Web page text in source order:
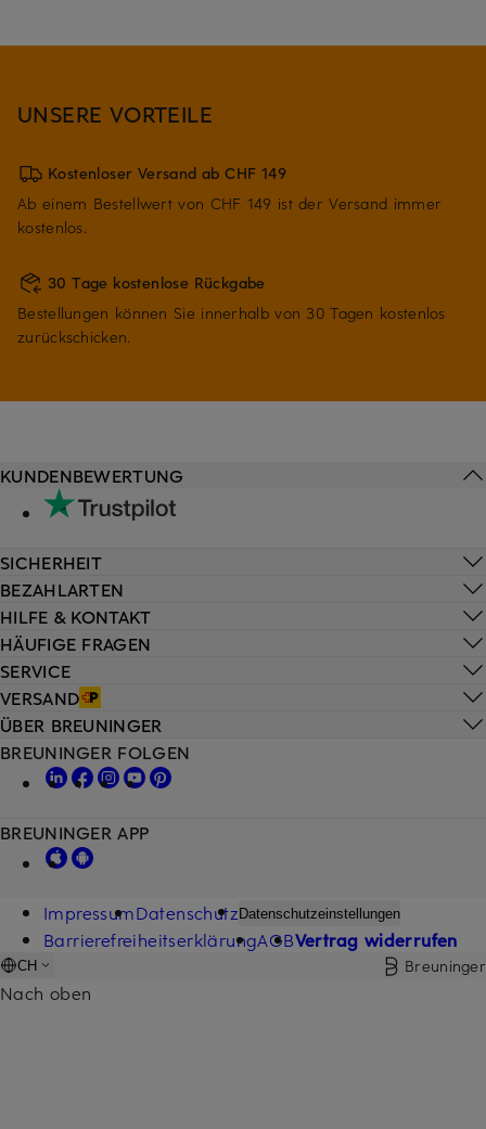
UNSERE VORTEILE
Kostenloser Versand ab CHF 149
Ab einem Bestellwert von CHF 149 ist der Versand immer
kostenlos.
30 Tage kostenlose Rückgabe
Bestellungen können Sie innerhalb von 30 Tagen kostenlos
zurückschicken.
HILFE & KONTAKT
HÄUFIGE FRAGEN
SERVICE
VERSAND
KUNDENBEWERTUNG
SICHERHEIT
BEZAHLARTEN
ÜBER BREUNINGER
BREUNINGER FOLGEN
BREUNINGER APP
ImpressumDatenschutzDatenschutzeinstellungen
BarrierefreiheitserklärungAGBVertrag widerrufen
CH Breuninger
Nach oben